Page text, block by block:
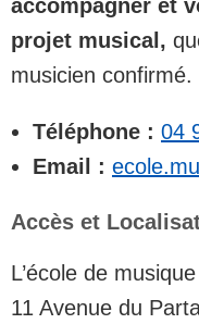
accompagner et
projet musical,
musicien confirmé.
Téléphone : 04
Email :
Accès et
L’école de
11 Avenue du